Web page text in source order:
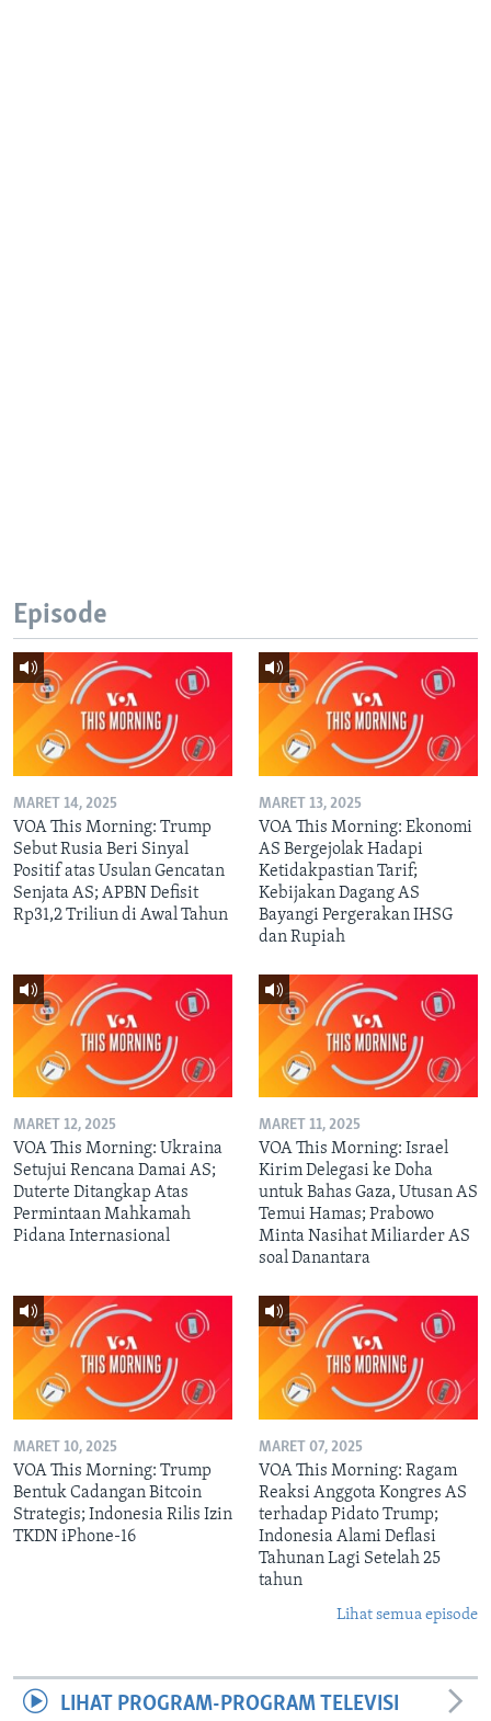
Episode
MARET 14, 2025
VOA This Morning: Trump
Sebut Rusia Beri Sinyal
Positif atas Usulan Gencatan
Senjata AS; APBN Defisit
Rp31,2 Triliun di Awal Tahun
MARET 13, 2025
VOA This Morning: Ekonomi
AS Bergejolak Hadapi
Ketidakpastian Tarif;
Kebijakan Dagang AS
Bayangi Pergerakan IHSG
dan Rupiah
MARET 12, 2025
VOA This Morning: Ukraina
Setujui Rencana Damai AS;
Duterte Ditangkap Atas
Permintaan Mahkamah
Pidana Internasional
MARET 11, 2025
VOA This Morning: Israel
Kirim Delegasi ke Doha
untuk Bahas Gaza, Utusan AS
Temui Hamas; Prabowo
Minta Nasihat Miliarder AS
soal Danantara
MARET 10, 2025
VOA This Morning: Trump
Bentuk Cadangan Bitcoin
Strategis; Indonesia Rilis Izin
TKDN iPhone-16
MARET 07, 2025
VOA This Morning: Ragam
Reaksi Anggota Kongres AS
terhadap Pidato Trump;
Indonesia Alami Deflasi
Tahunan Lagi Setelah 25
tahun
Lihat semua episode
LIHAT PROGRAM-PROGRAM TELEVISI